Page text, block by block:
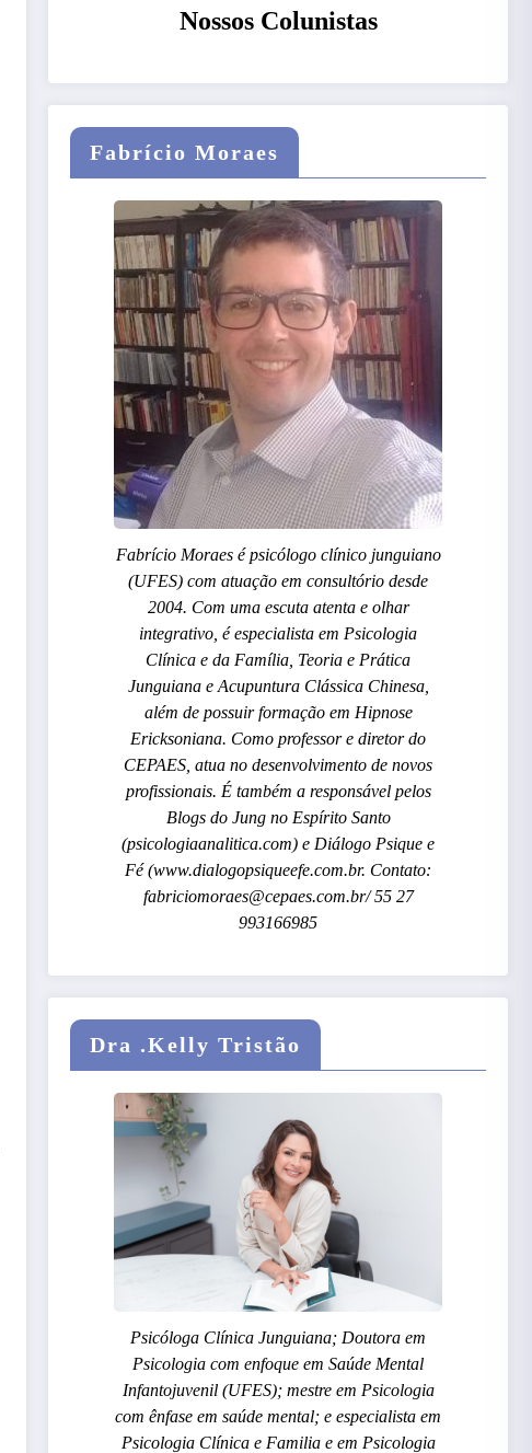
Nossos Colunistas
Fabrício Moraes
Fabrício Moraes é psicólogo clínico junguiano
(UFES) com atuação em consultório desde
2004. Com uma escuta atenta e olhar
integrativo, é especialista em Psicologia
Clínica e da Família, Teoria e Prática
Junguiana e Acupuntura Clássica Chinesa,
além de possuir formação em Hipnose
Ericksoniana. Como professor e diretor do
CEPAES, atua no desenvolvimento de novos
profissionais. É também a responsável pelos
Blogs do Jung no Espírito Santo
(psicologiaanalitica.com) e Diálogo Psique e
Fé (www.dialogopsiqueefe.com.br. Contato:
fabriciomoraes@cepaes.com.br/ 55 27
993166985
Dra .Kelly Tristão
Psicóloga Clínica Junguiana; Doutora em
Psicologia com enfoque em Saúde Mental
Infantojuvenil (UFES); mestre em Psicologia
com ênfase em saúde mental; e especialista em
Psicologia Clínica e Familia e em Psicologia